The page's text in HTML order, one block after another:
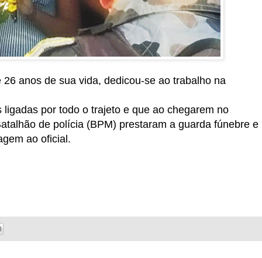
anos de sua vida, dedicou-se ao trabalho na
por todo o trajeto e que ao chegarem no
de polícia (BPM) prestaram a guarda fúnebre e
ao oficial.